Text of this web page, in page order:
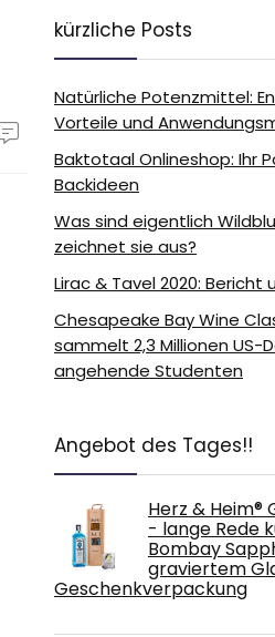
kürzliche Posts
Natürliche Potenzmittel:
Vorteile und
Baktotaal Onlineshop: Ihr
Backideen
Was sind eigentlich
zeichnet sie aus?
Lirac & Tavel 2020: Bericht
Chesapeake Bay Wine
sammelt 2,3 Millionen US-
angehende Studenten
Angebot des Tages!!
Herz & Heim®
- lange Rede
Bombay
graviertem
Geschenkverpackung